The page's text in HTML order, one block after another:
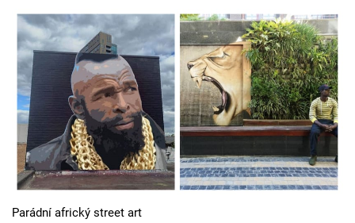
Témata
Filmy
Seriály
Hry
Cool Esport
Parádní africký street art